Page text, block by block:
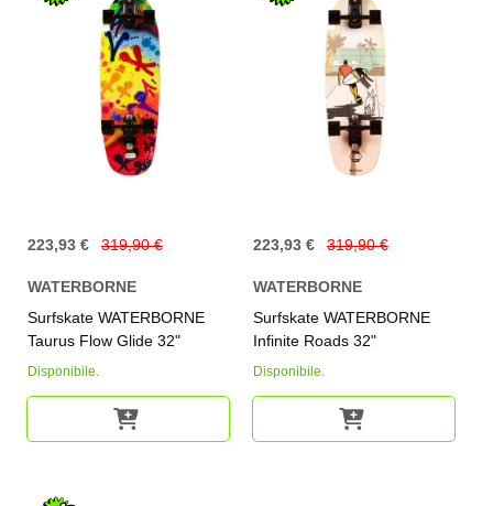
223,93 € 319,90 €
WATERBORNE
Surfskate WATERBORNE
Taurus Flow Glide 32"
Disponibile.
223,93 € 319,90 €
WATERBORNE
Surfskate WATERBORNE
Infinite Roads 32"
Disponibile.